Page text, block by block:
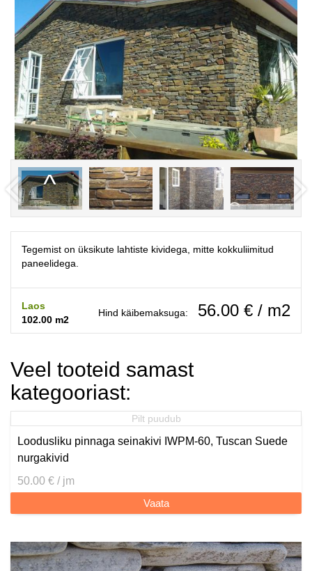
Tegemist on üksikute lahtiste kividega, mitte kokkuliimitud
paneelidega.
Laos
102.00 m2
Hind käibemaksuga: 56.00 € / m2
Veel tooteid samast
kategooriast:
Pilt puudub
Loodusliku pinnaga seinakivi IWPM-60, Tuscan Suede
nurgakivid
50.00 € / jm
Vaata